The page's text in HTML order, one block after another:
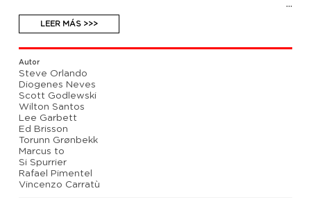
En las garras de El Buitre. El origen de Rondador
Nocturno sale a la luz y no es el que te habían
contado. La batalla final de Vanaheim. Alpha Flight
lucha por lo que considera correcto. Orchis ha
descubierto el secreto de El Hombre de Hielo. ¡El
tiempo se acaba!
LEER MÁS >>>
Autor
Steve Orlando
Diogenes Neves
Scott Godlewski
Wilton Santos
Lee Garbett
Ed Brisson
Torunn Grønbekk
Marcus to
Si Spurrier
Rafael Pimentel
Vincenzo Carratù